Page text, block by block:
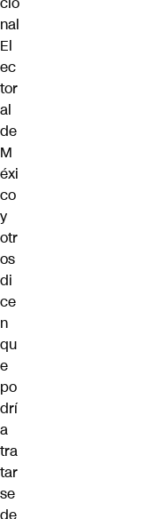
nal
El
ec
tor
al
de
M
éxi
co
y
otr
os
di
ce
n
qu
e
po
drí
a
tra
tar
se
de